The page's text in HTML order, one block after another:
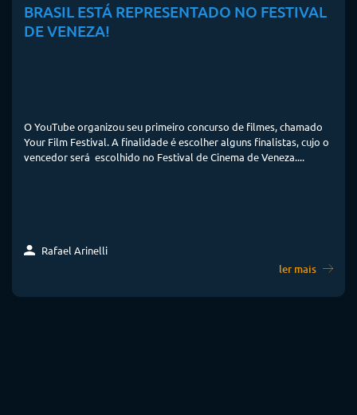
BRASIL ESTÁ REPRESENTADO NO FESTIVAL
DE VENEZA!
O YouTube organizou seu primeiro concurso de filmes, chamado
Your Film Festival. A finalidade é escolher alguns finalistas, cujo o
vencedor será escolhido no Festival de Cinema de Veneza....
Rafael Arinelli
ler mais